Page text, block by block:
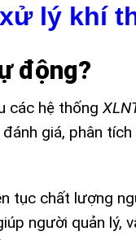
lý khí
động?
các hệ thống
giá, phân
tục chất lượng
người quản lý,